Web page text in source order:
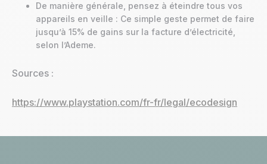
De manière générale, pensez à éteindre tous vos
appareils en veille : Ce simple geste permet de faire
jusqu’à 15% de gains sur la facture d’électricité,
selon l’Ademe.
Sources :
https://www.playstation.com/fr-fr/legal/ecodesign